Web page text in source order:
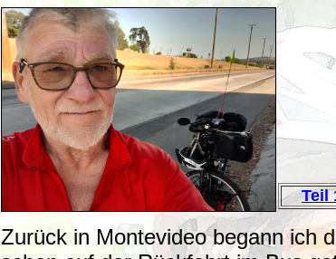
Teil
Zurück in Montevideo begann ich